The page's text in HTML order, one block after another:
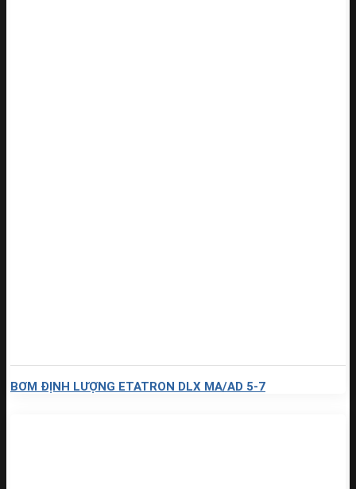
BƠM ĐỊNH LƯỢNG ETATRON DLX MA/AD 5-7